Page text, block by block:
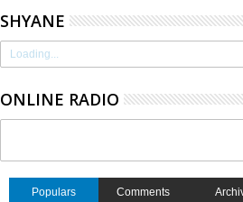
SHYANE
Loading...
ONLINE RADIO
Populars Comments